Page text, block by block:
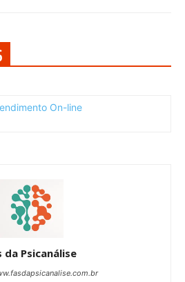
da Psicanálise